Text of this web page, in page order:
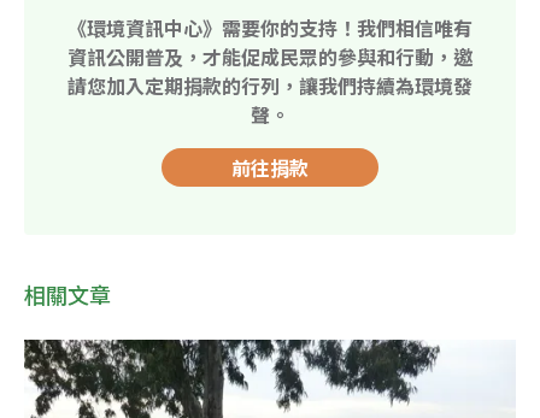
《環境資訊中心》需要你的支持！我們相信唯有
資訊公開普及，才能促成民眾的參與和行動，邀
請您加入定期捐款的行列，讓我們持續為環境發
聲。
前往捐款
相關文章